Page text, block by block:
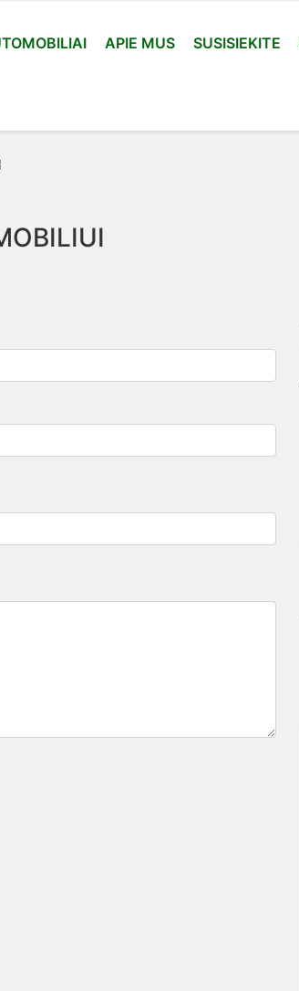
APIE MUS SUSISIEKITE